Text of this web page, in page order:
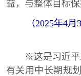
益，与整体目标保
（2025年4
※这是习近平
有关用中长期规